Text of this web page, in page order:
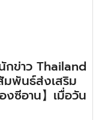
กข่าว Thailand
มพันธ์ส่งเสริม
งซีอาน】เมื่อวัน